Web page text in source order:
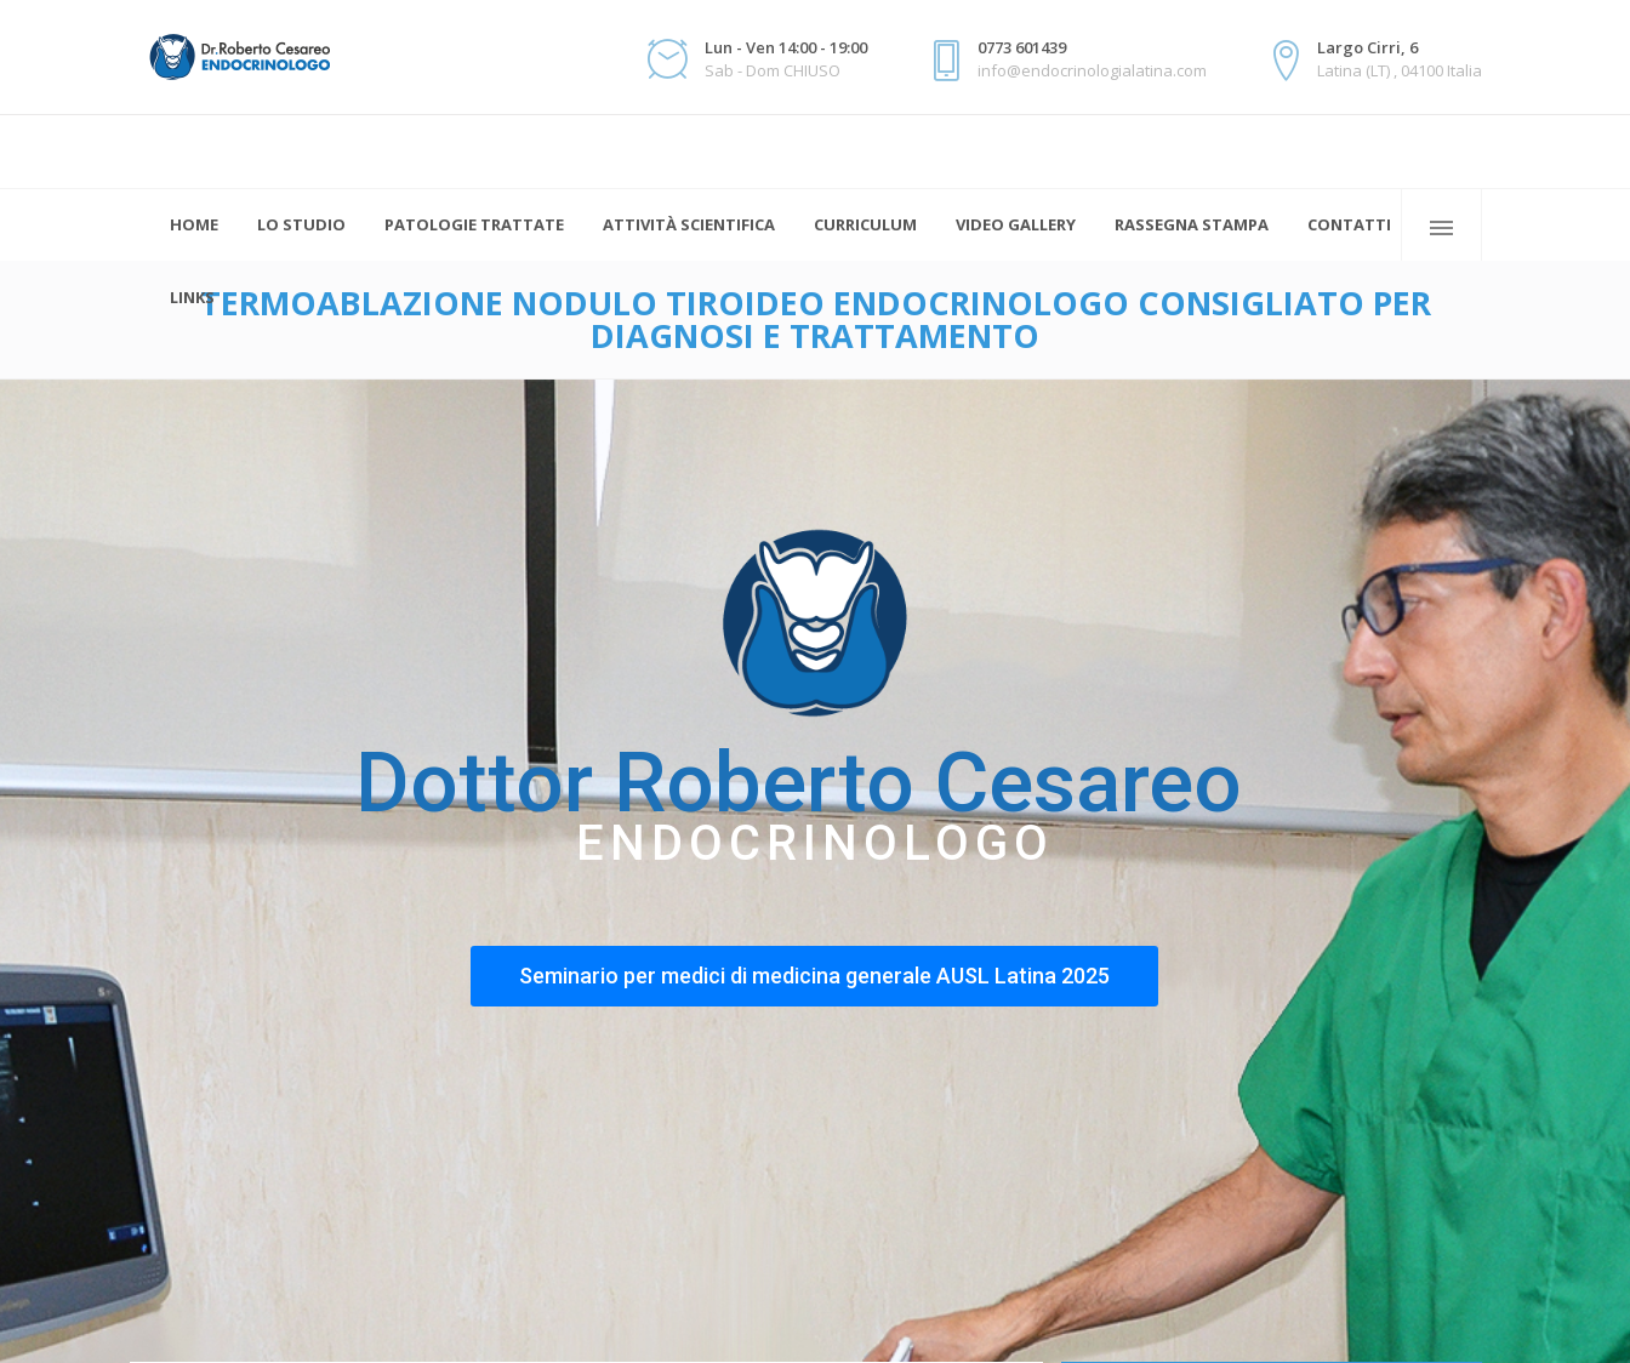
Lun - Ven 14:00 - 19:00
Sab - Dom CHIUSO
0773 601439
info@endocrinologialatina.com
Largo Cirri, 6
Latina (LT) , 04100 Italia
HOME LO STUDIO PATOLOGIE TRATTATE ATTIVITÀ SCIENTIFICA CURRICULUM VIDEO GALLERY RASSEGNA STAMPA CONTATTI
LINKSTERMOABLAZIONE NODULO TIROIDEO ENDOCRINOLOGO CONSIGLIATO PER
DIAGNOSI E TRATTAMENTO
Dottor Roberto Cesareo
ENDOCRINOLOGO
Seminario per medici di medicina generale AUSL Latina 2025